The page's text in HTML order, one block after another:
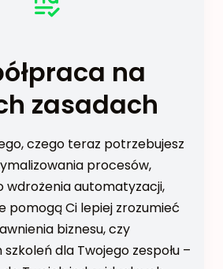
na
zasadach
czego teraz potrzebujesz
procesów,
wdrożenia automatyzacji,
pomogą Ci lepiej zrozumieć
biznesu, czy
dla Twojego zespołu –